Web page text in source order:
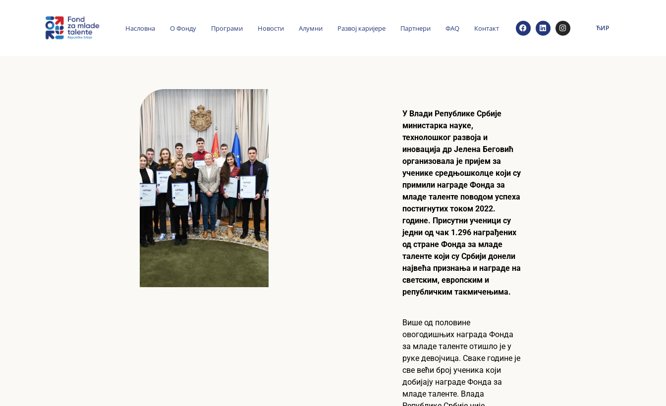
Насловна О Фонду Програми Новости Алумни Развој каријере Партнери ФАQ Контакт ЋИР
У Влади Републике Србије
министарка науке,
технолошког развоја и
иновација др Јелена Беговић
организовала је пријем за
ученике средњошколце који су
примили награде Фонда за
младе таленте поводом успеха
постигнутих током 2022.
године. Присутни ученици су
једни од чак 1.296 награђених
од стране Фонда за младе
таленте који су Србији донели
највећа признања и награде на
светским, европским и
републичким такмичењима.
Више од половине
овогодишњих награда Фонда
за младе таленте отишло је у
руке девојчица. Сваке године је
све већи број ученика који
добијају награде Фонда за
младе таленте. Влада